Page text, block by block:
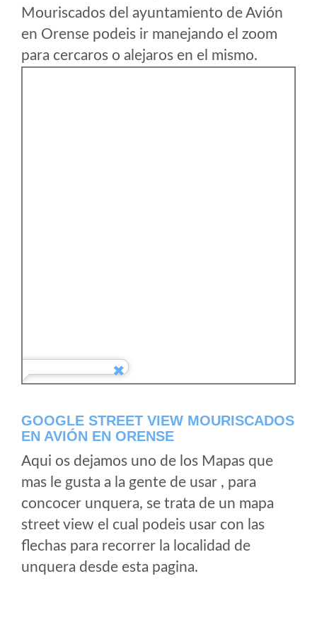
Mouriscados del ayuntamiento de Avión
en Orense podeis ir manejando el zoom
para cercaros o alejaros en el mismo.
GOOGLE STREET VIEW MOURISCADOS
EN AVIÓN EN ORENSE
Aqui os dejamos uno de los Mapas que
mas le gusta a la gente de usar , para
concocer unquera, se trata de un mapa
street view el cual podeis usar con las
flechas para recorrer la localidad de
unquera desde esta pagina.